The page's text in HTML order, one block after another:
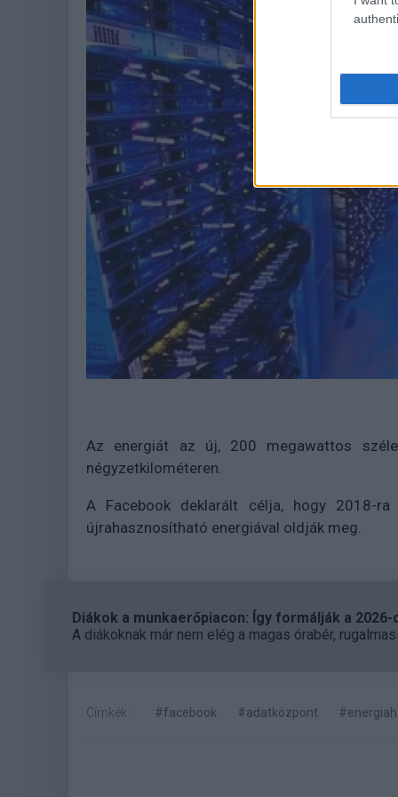
Az energiát az új, 200 megawattos
négyzetkilométeren.
A Facebook deklarált célja, hogy 2018-ra
újrahasznosítható energiával oldják meg.
Diákok a munkaerőpiacon: Így formálják a
A diákoknak már nem elég a magas órabér,
Címkék: #facebook #adatközpont